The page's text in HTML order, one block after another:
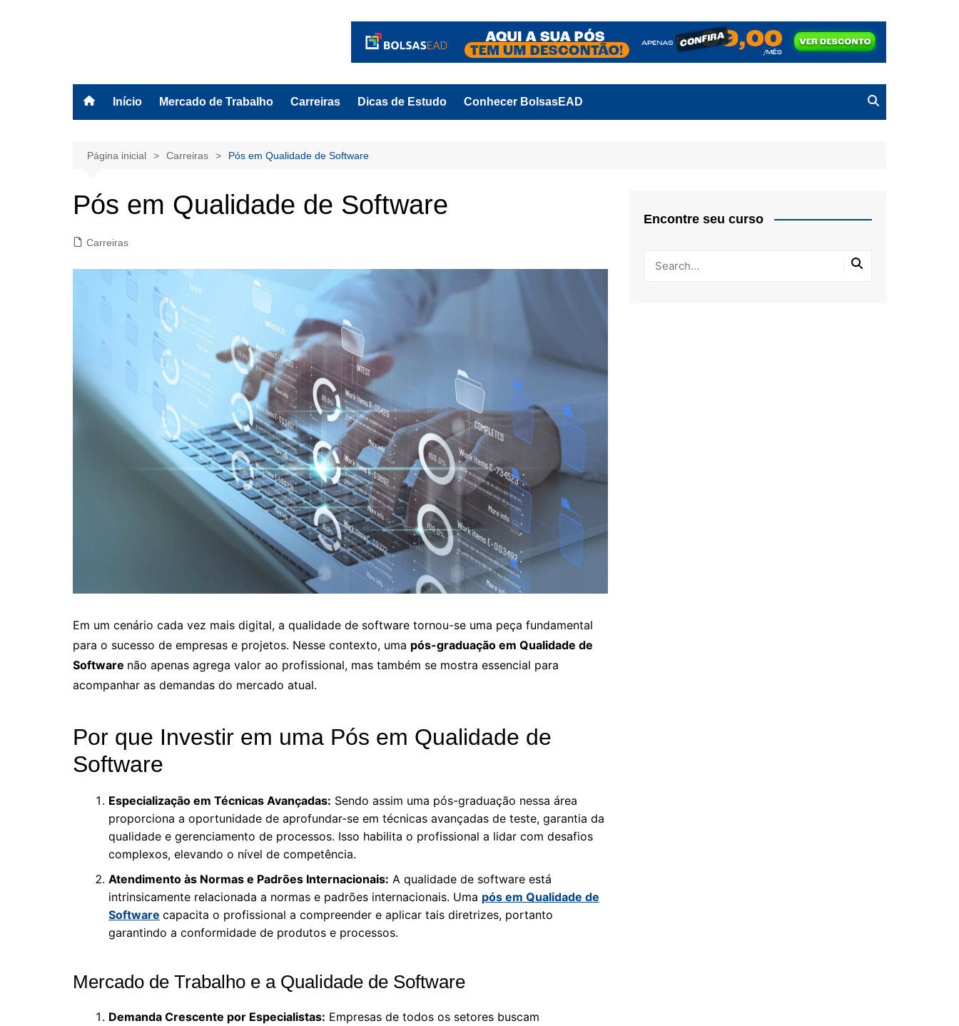
Início Mercado de Trabalho Carreiras Dicas de Estudo Conhecer BolsasEAD
Página inicial Carreiras Pós em Qualidade de Software
Pós em Qualidade de Software
Carreiras
Em um cenário cada vez mais digital, a qualidade de software tornou-se uma peça fundamental
para o sucesso de empresas e projetos. Nesse contexto, uma pós-graduação em Qualidade de
Software não apenas agrega valor ao profissional, mas também se mostra essencial para
acompanhar as demandas do mercado atual.
Por que Investir em uma Pós em Qualidade de
Software
Especialização em Técnicas Avançadas: Sendo assim uma pós-graduação nessa área
proporciona a oportunidade de aprofundar-se em técnicas avançadas de teste, garantia da
qualidade e gerenciamento de processos. Isso habilita o profissional a lidar com desafios
complexos, elevando o nível de competência.
Atendimento às Normas e Padrões Internacionais: A qualidade de software está
intrinsicamente relacionada a normas e padrões internacionais. Uma pós em Qualidade de
Software capacita o profissional a compreender e aplicar tais diretrizes, portanto
garantindo a conformidade de produtos e processos.
Mercado de Trabalho e a Qualidade de Software
Demanda Crescente por Especialistas: Empresas de todos os setores buscam
Encontre seu curso